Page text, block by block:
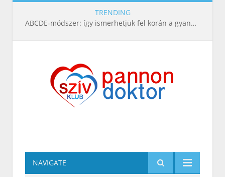
TRENDING
ABCDE‑módszer: így ismerhetjük fel korán a gyanús bőrelváltozásokat
NAVIGATE